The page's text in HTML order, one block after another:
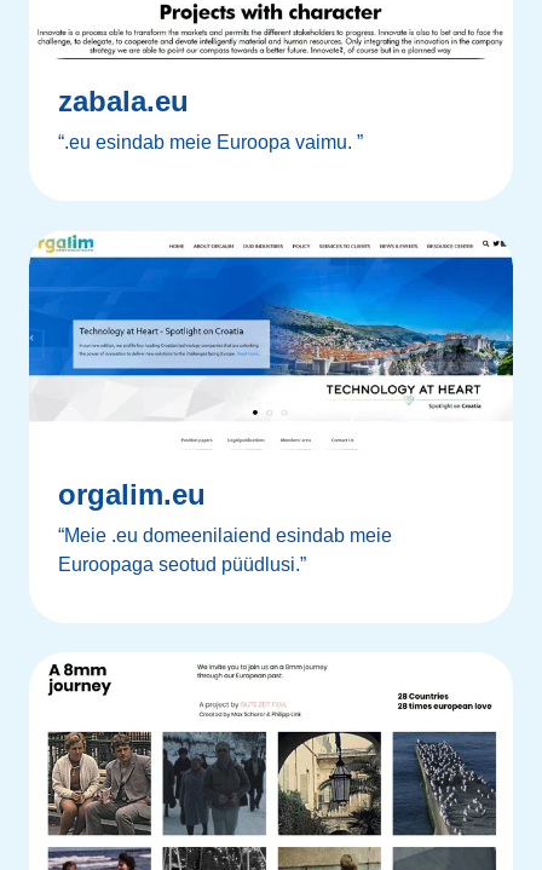
zabala.eu
“.eu esindab meie Euroopa vaimu. ”
orgalim.eu
“Meie .eu domeenilaiend esindab meie
Euroopaga seotud püüdlusi.”